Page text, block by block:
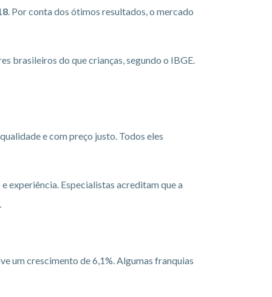
. Por conta dos ótimos resultados, o mercado
brasileiros do que crianças, segundo o IBGE.
e com preço justo. Todos eles
experiência. Especialistas acreditam que a
um crescimento de 6,1%. Algumas franquias